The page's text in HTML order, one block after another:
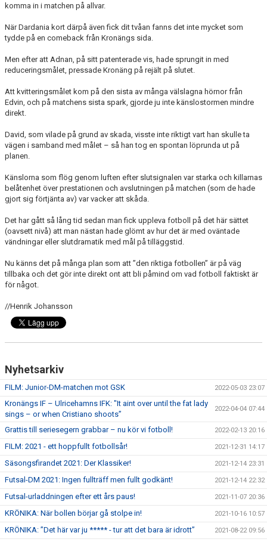
komma in i matchen på allvar.
När Dardania kort därpå även fick dit tvåan fanns det inte mycket som
tydde på en comeback från Kronängs sida.
Men efter att Adnan, på sitt patenterade vis, hade sprungit in med
reduceringsmålet, pressade Kronäng på rejält på slutet.
Att kvitteringsmålet kom på den sista av många välslagna hörnor från
Edvin, och på matchens sista spark, gjorde ju inte känslostormen mindre
direkt.
David, som vilade på grund av skada, visste inte riktigt vart han skulle ta
vägen i samband med målet – så han tog en spontan löprunda ut på
planen.
Känslorna som flög genom luften efter slutsignalen var starka och killarnas
belåtenhet över prestationen och avslutningen på matchen (som de hade
gjort sig förtjänta av) var vacker att skåda.
Det har gått så lång tid sedan man fick uppleva fotboll på det här sättet
(oavsett nivå) att man nästan hade glömt av hur det är med oväntade
vändningar eller slutdramatik med mål på tilläggstid.
Nu känns det på många plan som att ”den riktiga fotbollen” är på väg
tillbaka och det gör inte direkt ont att bli påmind om vad fotboll faktiskt är
för något.
//Henrik Johansson
Nyhetsarkiv
FILM: Junior-DM-matchen mot GSK 2022-05-03 23:07
Kronängs IF – Ulricehamns IFK: "It aint over until the fat lady
sings – or when Cristiano shoots”
2022-04-04 07:44
Grattis till seriesegern grabbar – nu kör vi fotboll! 2022-02-13 20:16
FILM: 2021 - ett hoppfullt fotbollsår! 2021-12-31 14:17
Säsongsfirandet 2021: Der Klassiker! 2021-12-14 23:31
Futsal-DM 2021: Ingen fullträff men fullt godkänt! 2021-12-14 22:32
Futsal-urladdningen efter ett års paus! 2021-11-07 20:36
KRÖNIKA: När bollen börjar gå stolpe in! 2021-10-16 10:57
KRÖNIKA: ”Det här var ju ***** - tur att det bara är idrott” 2021-08-22 09:56